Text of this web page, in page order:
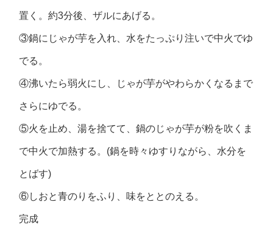
置く。約3分後、ザルにあげる。
③鍋にじゃが芋を入れ、水をたっぷり注いで中火でゆ
でる。
④沸いたら弱火にし、じゃが芋がやわらかくなるまで
さらにゆでる。
⑤火を止め、湯を捨てて、鍋のじゃが芋が粉を吹くま
で中火で加熱する。(鍋を時々ゆすりながら、水分を
とばす)
⑥しおと青のりをふり、味をととのえる。
完成